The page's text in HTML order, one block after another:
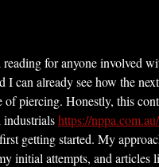
for anyone involved
I can already see how the
of piercing. Honestly, this
industrials https://nppa.com.au/
getting started. My
initial attempts, and articles